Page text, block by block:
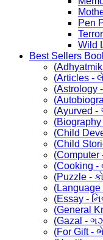
Pen
Wild
Best Sellers
(Articles -
(Astrology
(Ayurved
(Child
(Child
(Computer
(Cooking -
(Puzzle -
(Essay -
(General
(Gazal -
(For Gift -